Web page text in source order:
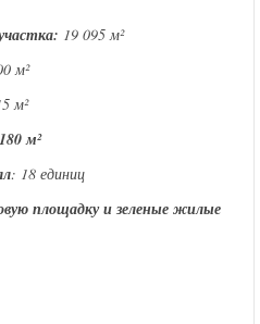
19 095 м²
м²
м²
м²
: 18 единиц
площадку и зеленые жилые